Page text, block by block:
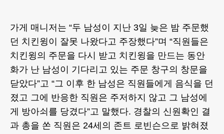
가게 매니저는 “두 남성이 지난 3일 늦은 밤 주문했
던 치킨윙이 잘못 나왔다고 주장했다”며 “직원들은
치킨윙의 주문을 다시 받고 치킨윙을 만드는 동안
화가 난 남성이 기다리고 있는 주문 창구의 창문을
닫았다”고 “그 이후 한 남성은 직원들에게 음식을 던
졌고 그에 반응한 직원은 주저하지 않고 그 남성에
게 방아쇠를 당겼다”고 말했다. 경찰의 신원확인 결
과 총을 쏜 직원은 24세의 존트 로빈슨으로 밝혀졌